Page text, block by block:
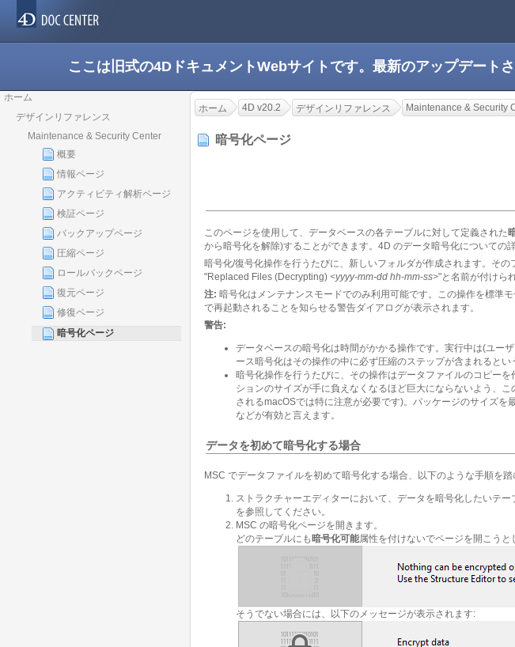
ここは旧式の4DドキュメントWebサイトです。最新のアップデート
ホーム
デザインリファレンス
Maintenance & Security Center
概要
情報ページ
アクティビティ解析ページ
検証ページ
バックアップページ
圧縮ページ
ロールバックページ
復元ページ
修復ページ
暗号化ページ
ホーム 4D v20.2 デザインリファレンス Maintenance & Security
暗号化ページ
このページを使用して、データベースの各テーブルに対して定義された
から暗号化を解除)することができます。4D のデータ暗号化についての
暗号化/復号化操作を行うたびに、新しいフォルダが作成されます。そ
"Replaced Files (Decrypting) <yyyy-mm-dd hh-mm-ss>"と名前が付けら
注: 暗号化はメンテナンスモードでのみ利用可能です。この操作を標準
で再起動されることを知らせる警告ダイアログが表示されます。
警告:
データベースの暗号化は時間がかかる操作です。実行中は(ユー
ース暗号化はその操作の中に必ず圧縮のステップが含まれるとい
暗号化操作を行うたびに、その操作はデータファイルのコピー
ションのサイズが手に負えなくなるほど巨大にならないよう、
されるmacOSでは特に注意が必要です)。パッケージのサイズ
などが有効と言えます。
データを初めて暗号化する場合
MSC でデータファイルを初めて暗号化する場合、以下のような手順を
ストラクチャーエディターにおいて、データを暗号化したいテー
を参照してください。
MSC の暗号化ページを開きます。
どのテーブルにも暗号化可能属性を付けないでページを開こう
そうでない場合には、以下のメッセージが表示されます: